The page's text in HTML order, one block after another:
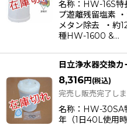
名称：HW-16S特
プ遊離残留塩素
メタン除去 ・約
種HW-1600 &…
日立浄水器交換
8,316円 (税込)
完売し販売完了しま
名称：HW-30SA
年（1日40L使用